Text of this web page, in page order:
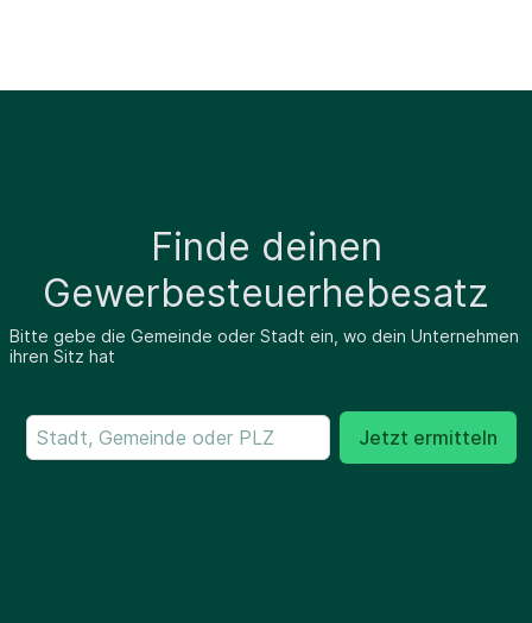
Finde deinen
Gewerbesteuerhebesatz
Bitte gebe die Gemeinde oder Stadt ein, wo dein Unternehmen
ihren Sitz hat
Jetzt ermitteln